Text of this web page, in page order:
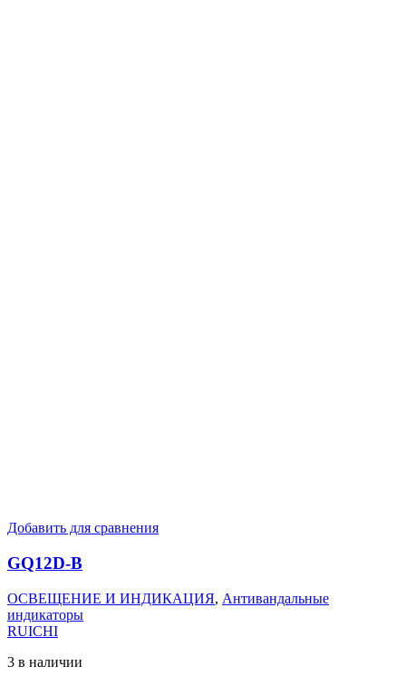
Добавить для сравнения
GQ12D-B
ОСВЕЩЕНИЕ И ИНДИКАЦИЯ, Антивандальные
индикаторы
RUICHI
3 в наличии